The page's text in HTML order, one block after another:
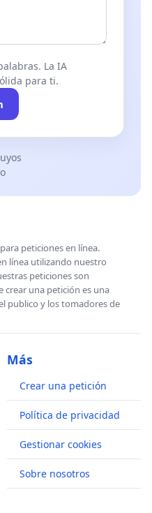
La IA
para ti.
peticiones en línea.
línea utilizando nuestro
peticiones son
crear una petición es una
publico y los tomadores de
Más
Crear una petición
Política de privacidad
Gestionar cookies
Sobre nosotros